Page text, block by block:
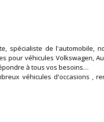
spécialiste de l'automobile,
pour véhicules Volkswagen,
à tous vos besoins…
véhicules d'occasions ,